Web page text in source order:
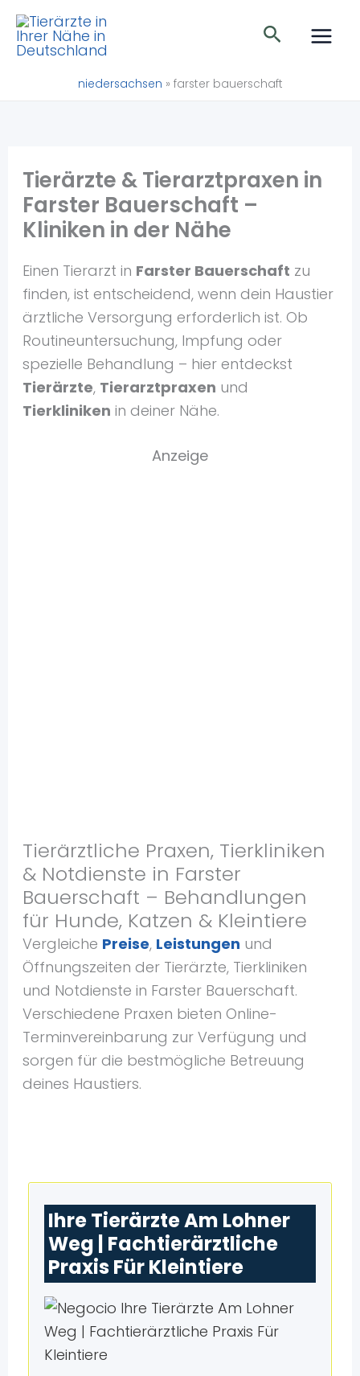
Zum
Inhalt
springen
Suchen
niedersachsen » farster bauerschaft
Tierärzte & Tierarztpraxen in
Farster Bauerschaft –
Kliniken in der Nähe
Einen Tierarzt in Farster Bauerschaft zu
finden, ist entscheidend, wenn dein Haustier
ärztliche Versorgung erforderlich ist. Ob
Routineuntersuchung, Impfung oder
spezielle Behandlung – hier entdeckst
Tierärzte, Tierarztpraxen und
Tierkliniken in deiner Nähe.
Anzeige
Tierärztliche Praxen, Tierkliniken
& Notdienste in Farster
Bauerschaft – Behandlungen
für Hunde, Katzen & Kleintiere
Vergleiche Preise, Leistungen und
Öffnungszeiten der Tierärzte, Tierkliniken
und Notdienste in Farster Bauerschaft.
Verschiedene Praxen bieten Online-
Terminvereinbarung zur Verfügung und
sorgen für die bestmögliche Betreuung
deines Haustiers.
Ihre Tierärzte Am Lohner
Weg | Fachtierärztliche
Praxis Für Kleintiere